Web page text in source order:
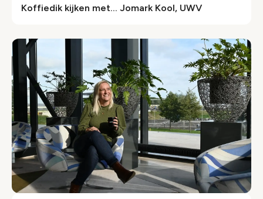
Koffiedik kijken met… Jomark Kool, UWV